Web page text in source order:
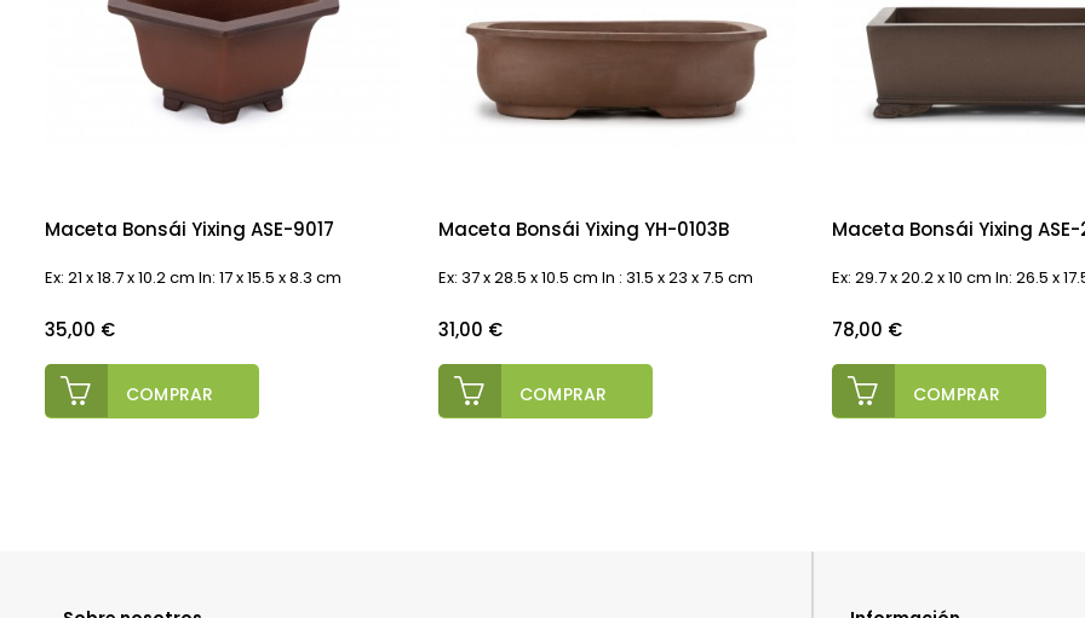
Maceta Bonsái Yixing ASE-9017
Ex: 21 x 18.7 x 10.2 cm In: 17 x 15.5 x 8.3 cm
Precio
35,00 €
COMPRAR
Maceta Bonsái Yixing YH-0103B
Ex: 37 x 28.5 x 10.5 cm In : 31.5 x 23 x 7.5 cm
Precio
31,00 €
COMPRAR
Maceta Bonsái Yixing ASE-
Ex: 29.7 x 20.2 x 10 cm In: 26.5 x
Precio
78,00 €
COMPRAR